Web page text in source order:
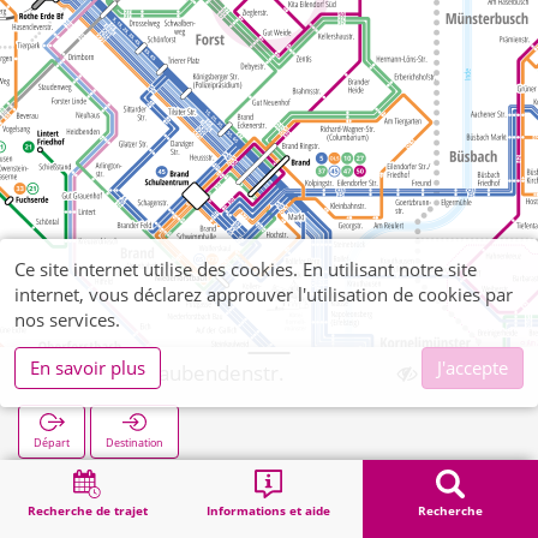
Recherche de trajet Informations et aide Recherche
Eilendorf, Kaubendenstr.
Départ Destination
Démarrage Recherche Eilendorf, Kaubendenstr.
Ce site internet utilise des cookies. En utilisant notre site
internet, vous déclarez approuver l'utilisation de cookies par
nos services.
En savoir plus
J'accepte